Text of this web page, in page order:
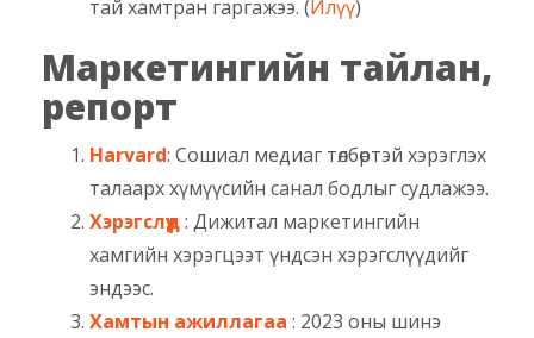
тай хамтран гаргажээ. (Илүү)
Маркетингийн тайлан,
репорт
Harvard: Сошиал медиаг төлбөртэй хэрэглэх
талаарх хүмүүсийн санал бодлыг судлажээ.
Хэрэгслүүд: Дижитал маркетингийн
хамгийн хэрэгцээт үндсэн хэрэгслүүдийг
эндээс.
Хамтын ажиллагаа : 2023 оны шинэ